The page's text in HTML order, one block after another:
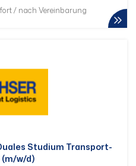
/ nach Vereinbarung
Studium Transport-
w/d)